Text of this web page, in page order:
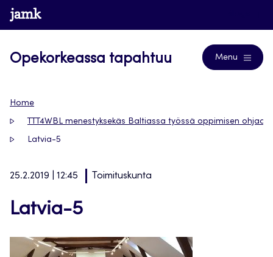
Siirry
suoraan
www.jamk.fi
Opekorkeassa tapahtuu Menu
Home
TTT4WBL menestyksekäs Baltiassa työssä oppimisen
Latvia-5
25.2.2019 | 12:45 Toimituskunta
Latvia-5